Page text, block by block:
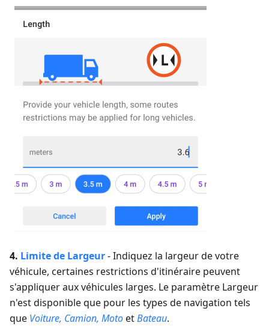
4. Limite de Largeur-Indiquez la largeur de votre
véhicule, certaines restrictions d'itinéraire peuvent
s'appliquer aux véhicules larges. Le paramètre Largeur
n'est disponible que pour les types de navigation tels
que Voiture, Camion, MotoetBateau.